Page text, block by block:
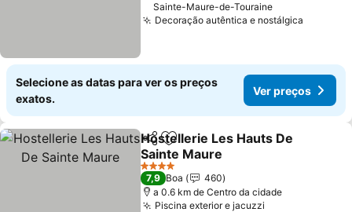
Sainte-Maure-de-Touraine
Decoração autêntica e nostálgica
Selecione as datas para ver os preços
exatos.
Ver preços
PartilharAdicionar aos favoritos
Hostellerie Les Hauts De
Sainte Maure
Ver preços
4 Estrelas
7,9 Boa
460
a 0.6 km de Centro da cidade
Piscina exterior e jacuzzi